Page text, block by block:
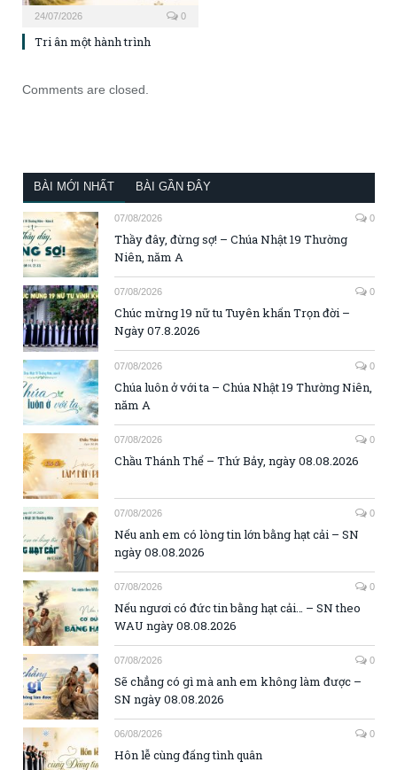
24/07/2026 0
Tri ân một hành trình
Comments are closed.
BÀI MỚI NHẤT BÀI GẦN ĐÂY
07/08/2026 0
Thầy đây, đừng sợ! – Chúa Nhật 19 Thường
Niên, năm A
07/08/2026 0
Chúc mừng 19 nữ tu Tuyên khấn Trọn đời –
Ngày 07.8.2026
07/08/2026 0
Chúa luôn ở với ta – Chúa Nhật 19 Thường Niên,
năm A
07/08/2026 0
Chầu Thánh Thể – Thứ Bảy, ngày 08.08.2026
07/08/2026 0
Nếu anh em có lòng tin lớn bằng hạt cải – SN
ngày 08.08.2026
07/08/2026 0
Nếu ngươi có đức tin bằng hạt cải… – SN theo
WAU ngày 08.08.2026
07/08/2026 0
Sẽ chẳng có gì mà anh em không làm được –
SN ngày 08.08.2026
06/08/2026 0
Hôn lễ cùng đấng tình quân